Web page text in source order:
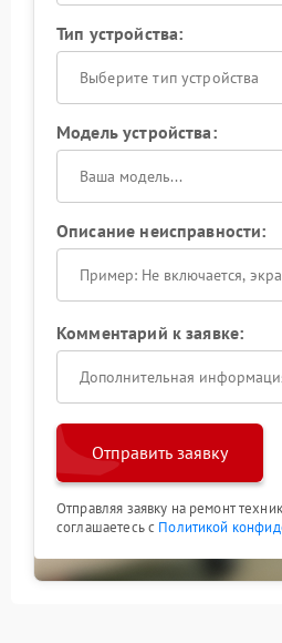
Тип устройства:
Выберите тип устройства
Модель устройства:
Описание неисправности:
Комментарий к заявке:
Отправить заявку
Отправляя заявку на ремонт
соглашаетесь с Политикой